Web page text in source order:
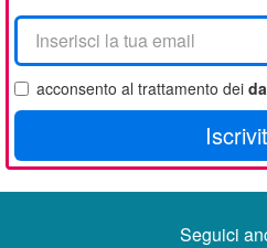
La
tua
email
acconsento al trattamento dei
Seguici